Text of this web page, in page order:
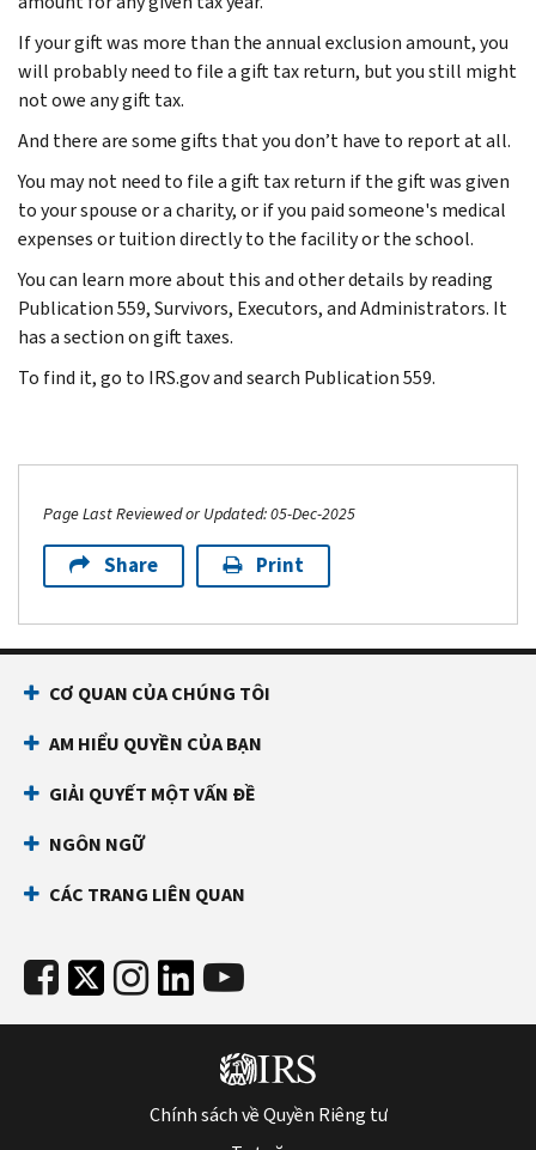
If your gift was more than the annual exclusion amount, you
will probably need to file a gift tax return, but you still might
not owe any gift tax.
And there are some gifts that you don’t have to report at all.
You may not need to file a gift tax return if the gift was given
to your spouse or a charity, or if you paid someone's medical
expenses or tuition directly to the facility or the school.
You can learn more about this and other details by reading
Publication 559, Survivors, Executors, and Administrators. It
has a section on gift taxes.
To find it, go to IRS.gov and search Publication 559.
Page Last Reviewed or Updated: 05-Dec-2025
Share Print
CƠ QUAN CỦA CHÚNG TÔI
AM HIỂU QUYỀN CỦA BẠN
GIẢI QUYẾT MỘT VẤN ĐỀ
NGÔN NGỮ
CÁC TRANG LIÊN QUAN
Chính sách về Quyền Riêng tư